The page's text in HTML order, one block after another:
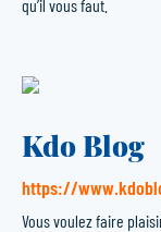
qu’il vous faut.
Kdo Blog
https://
Vous voulez faire